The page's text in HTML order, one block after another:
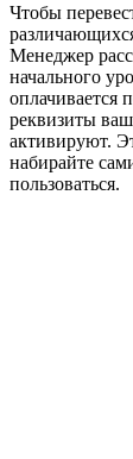
Чтобы
Менеджер
начального
оплачивается
реквизиты
активируют.
набирайте
пользоваться.